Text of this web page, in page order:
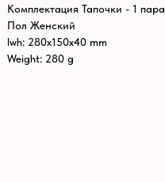
Комплектация Тапочки - 1 пара
Пол Женский
lwh: 280x150x40 mm
Weight: 280 g